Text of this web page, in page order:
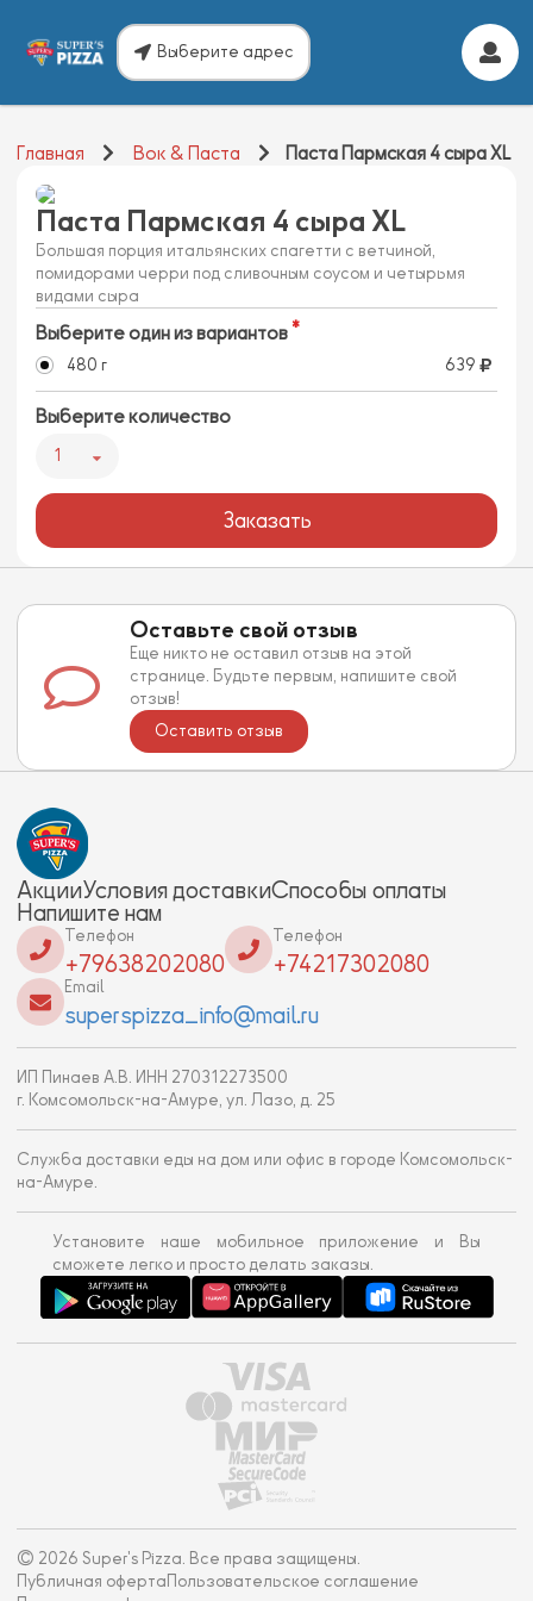
Выберите адрес
Главная Вок & Паста Паста Пармская 4 сыра XL
Паста Пармская 4 сыра XL
Большая порция итальянских спагетти с ветчиной,
помидорами черри под сливочным соусом и четырьмя
видами сыра
Выберите один из вариантов
480 г 639
Выберите количество
1
Заказать
Оставьте свой отзыв
Еще никто не оставил отзыв на этой
странице. Будьте первым, напишите свой
отзыв!
Оставить отзыв
АкцииУсловия доставкиСпособы оплаты
Напишите нам
Телефон
+79638202080
Телефон
+74217302080
Email
superspizza_info@mail.ru
ИП Пинаев А.В. ИНН 270312273500
г. Комсомольск-на-Амуре, ул. Лазо, д. 25
Служба доставки еды на дом или офис в городе Комсомольск-
на-Амуре.
Установите наше мобильное приложение и Вы
сможете легко и просто делать заказы.
© 2026 Super's Pizza. Все права защищены.
Публичная оферта Пользовательское соглашение